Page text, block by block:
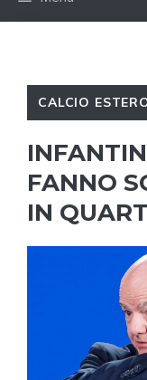
CALCIO
FANNO
IN